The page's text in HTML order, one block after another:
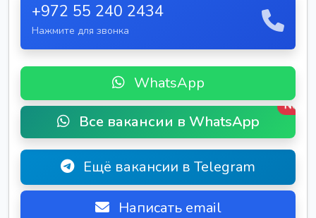
+972 55 240 2434
Нажмите для звонка
WhatsApp
Все вакансии в WhatsApp
New
Ещё вакансии в Telegram
Написать email